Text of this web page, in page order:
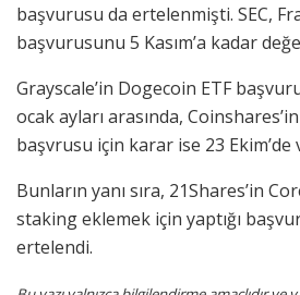
başvurusu da ertelenmişti. SEC,
başvurusunu 5 Kasım’a kadar
Grayscale’in Dogecoin ETF
ocak ayları arasında,
başvrusu için karar ise 23 Ekim’de
Bunların yanı sıra, 21Shares’in
staking eklemek için yaptığı
ertelendi.